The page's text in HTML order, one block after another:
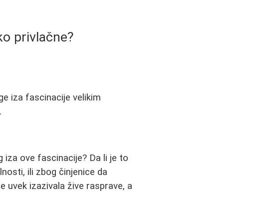
privlačne?
iza fascinacije velikim
iza ove fascinacije? Da li je to
ili zbog činjenice da
uvek izazivala žive rasprave, a